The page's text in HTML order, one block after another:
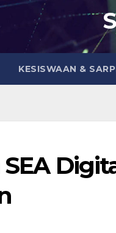
KESISWAAN &